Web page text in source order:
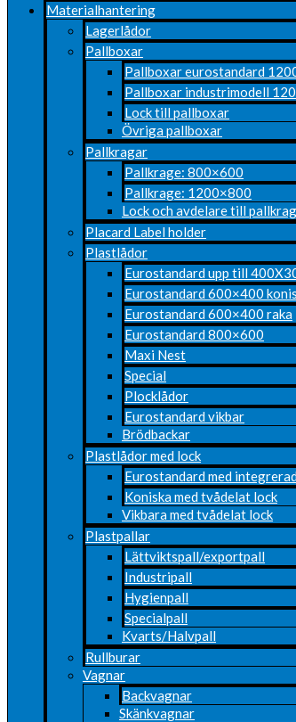
Materialhantering
Lagerlådor
Pallboxar
Pallboxar eurostandard
Pallboxar industrimodell
Lock till pallboxar
Övriga pallboxar
Pallkragar
Pallkrage: 800×600
Pallkrage: 1200×800
Lock och avdelare till
Placard Label holder
Plastlådor
Eurostandard upp till
Eurostandard 600×400
Eurostandard 600×400 raka
Eurostandard 800×600
Maxi Nest
Special
Plocklådor
Eurostandard vikbar
Brödbackar
Plastlådor med lock
Eurostandard med
Koniska med tvådelat lock
Vikbara med tvådelat lock
Plastpallar
Lättviktspall/exportpall
Industripall
Hygienpall
Specialpall
Kvarts/Halvpall
Rullburar
Vagnar
Backvagnar
Skänkvagnar